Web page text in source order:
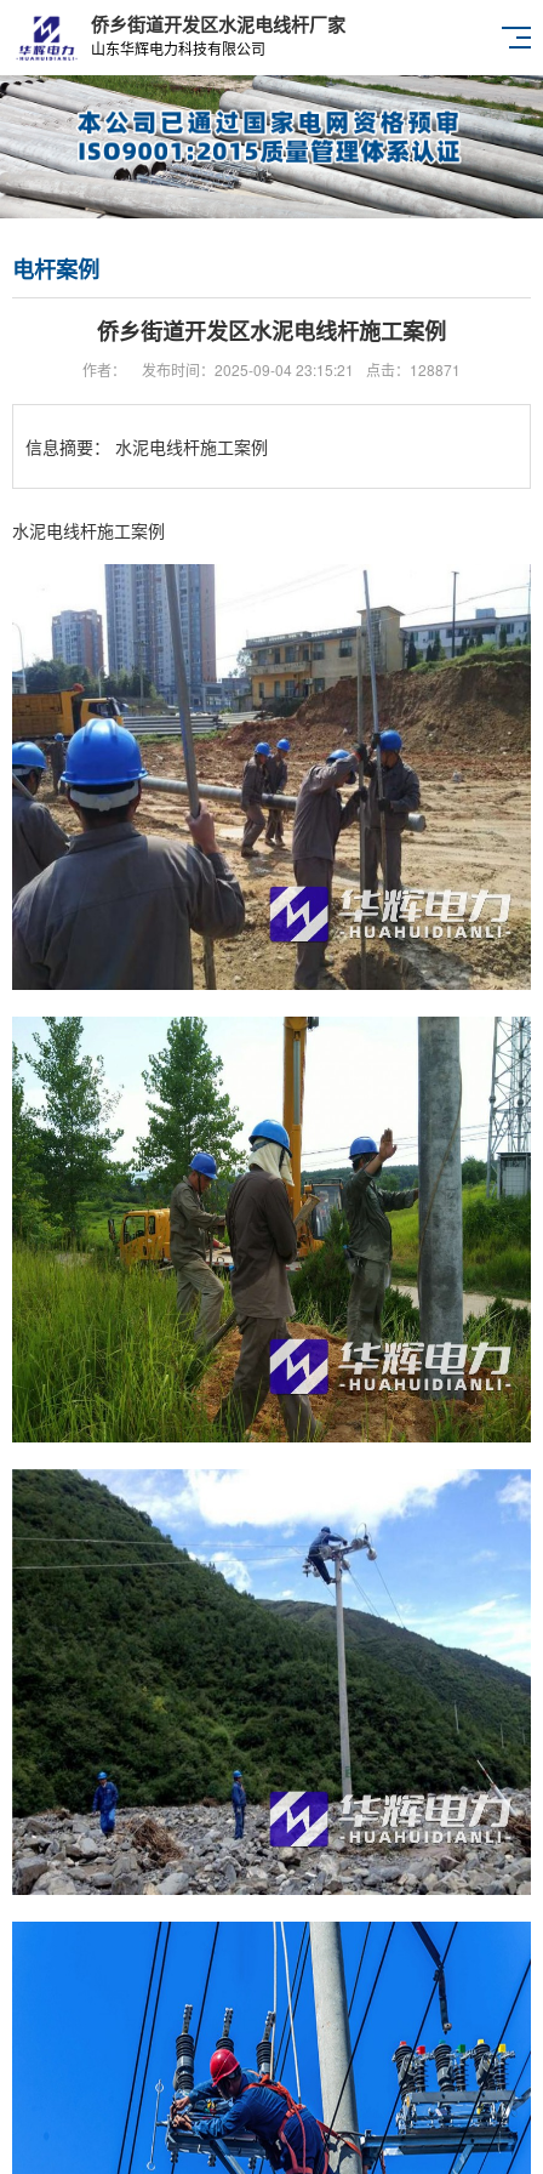
侨乡街道开发区水泥电线杆厂家
山东华辉电力科技有限公司
电杆案例
侨乡街道开发区水泥电线杆施工案例
作者： 发布时间：2025-09-04 23:15:21 点击：128871
信息摘要： 水泥电线杆施工案例
水泥电线杆施工案例